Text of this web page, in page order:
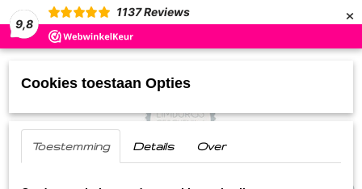
9,8
1137 Reviews ×
Cookies toestaan Opties
Toestemming Details Over